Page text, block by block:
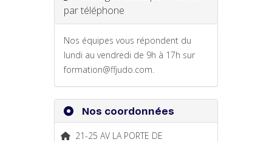
par téléphone
Nos équipes vous répondent du
lundi au vendredi de 9h à 17h sur
formation@ffjudo.com.
Nos coordonnées
21-25 AV LA PORTE DE